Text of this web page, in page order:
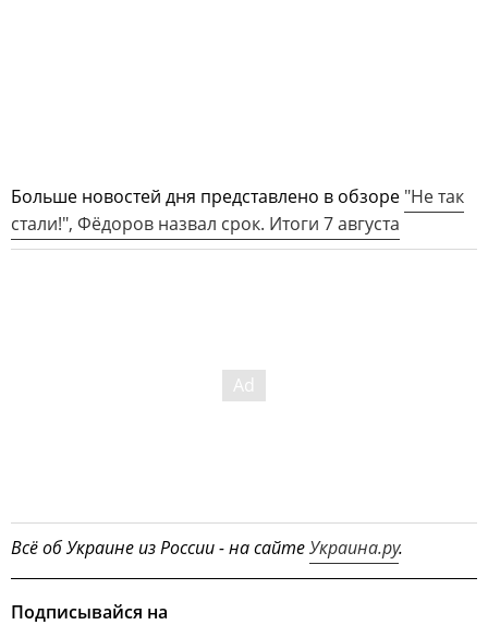
Больше новостей дня представлено в обзоре "Не так
стали!", Фёдоров назвал срок. Итоги 7 августа
Всё об Украине из России - на сайтеУкраина.ру.
Подписывайся на